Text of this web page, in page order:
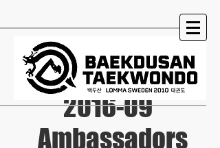
2016-09
Ambassadors